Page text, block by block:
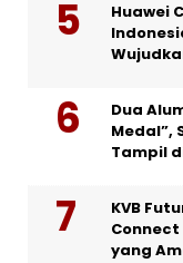
Huawei
Dua
Medal”,
Tampil
KVB
Connect
yang